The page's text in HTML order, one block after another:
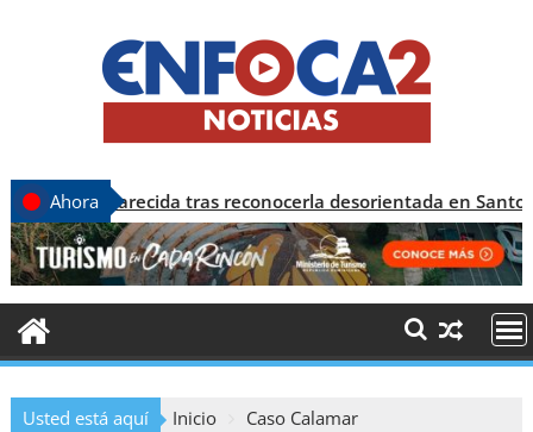
Ahora tras reconocerla desorientada en Santo Domingo
Usted está aquí Inicio Caso Calamar